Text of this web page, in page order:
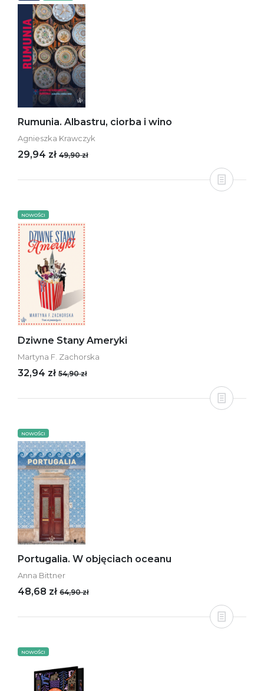
Rumunia. Albastru, ciorba i wino
Agnieszka Krawczyk
29,94 zł 49,90 zł
NOWOŚCI
Dziwne Stany Ameryki
Martyna F. Zachorska
32,94 zł 54,90 zł
NOWOŚCI
Portugalia. W objęciach oceanu
Anna Bittner
48,68 zł 64,90 zł
NOWOŚCI